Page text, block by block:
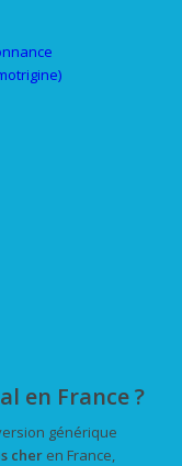
en France ?
générique
cheren France,